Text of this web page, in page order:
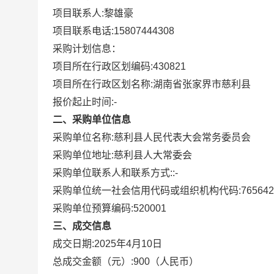
项目联系人:黎雄豪
项目联系电话:15807444308
采购计划信息：
项目所在行政区划编码:430821
项目所在行政区划名称:湖南省张家界市慈利县
报价起止时间:-
二、采购单位信息
采购单位名称:慈利县人民代表大会常务委员会
采购单位地址:慈利县人大常委会
采购单位联系人和联系方式::-
采购单位统一社会信用代码或组织机构代码:
采购单位预算编码:520001
三、成交信息
成交日期:2025年4月10日
总成交金额（元）:900 （人民币）